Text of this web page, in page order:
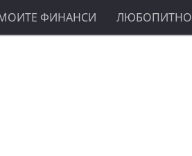
ФИНАНСИ ЛЮБОПИТНО